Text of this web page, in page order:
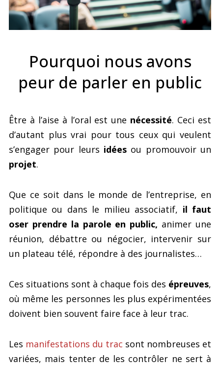
Pourquoi nous avons
peur de parler en public
Être à l’aise à l’oral est une nécessité. Ceci est
d’autant plus vrai pour tous ceux qui veulent
s’engager pour leurs idées ou promouvoir un
projet.
Que ce soit dans le monde de l’entreprise, en
politique ou dans le milieu associatif, il faut
oser prendre la parole en public, animer une
réunion, débattre ou négocier, intervenir sur
un plateau télé, répondre à des journalistes…
Ces situations sont à chaque fois des épreuves,
où même les personnes les plus expérimentées
doivent bien souvent faire face à leur trac.
Les manifestations du trac sont nombreuses et
variées, mais tenter de les contrôler ne sert à